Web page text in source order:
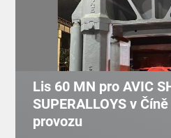
Lis 60 MN pro AVIC
SUPERALLOYS v
provozu